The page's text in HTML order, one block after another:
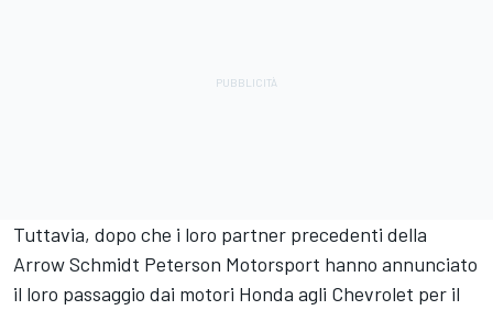
Tuttavia, dopo che i loro partner precedenti della
Arrow Schmidt Peterson Motorsport hanno annunciato
il loro passaggio dai motori Honda agli Chevrolet per il